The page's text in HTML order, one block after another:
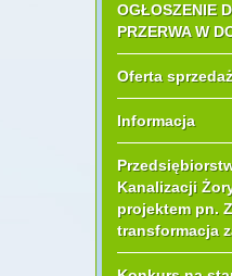
OGŁOSZENIE
PRZERWA W
Oferta
Informacja
Kanalizacji
projektem pn.
transformacja